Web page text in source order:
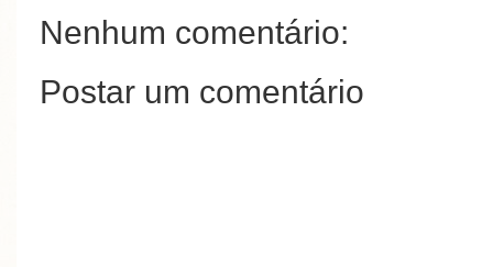
Nenhum comentário:
Postar um comentário